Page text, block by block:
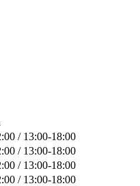
/ 13:00-18:00
/ 13:00-18:00
/ 13:00-18:00
/ 13:00-18:00